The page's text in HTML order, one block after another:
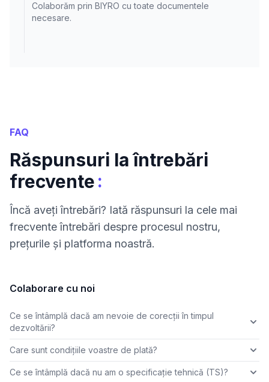
Colaborăm prin BIYRO cu toate documentele
necesare.
FAQ
Răspunsuri la întrebări
frecvente:
Încă aveți întrebări? Iată răspunsuri la cele mai
frecvente întrebări despre procesul nostru,
prețurile și platforma noastră.
Colaborare cu noi
Ce se întâmplă dacă am nevoie de corecții în timpul
dezvoltării?
Care sunt condițiile voastre de plată?
Ce se întâmplă dacă nu am o specificație tehnică (TS)?